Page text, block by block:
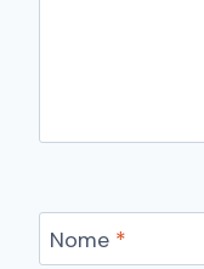
Nome *